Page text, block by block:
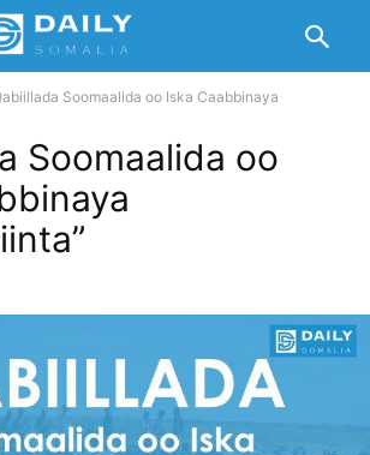
Soomaalida oo Iska Caabbinaya
Soomaalida oo